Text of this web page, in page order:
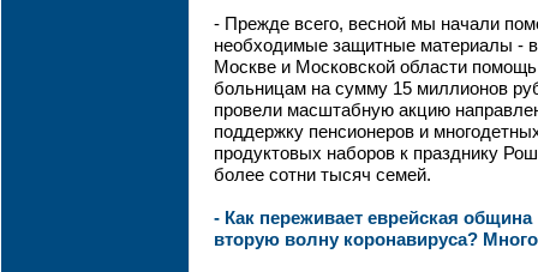
- Прежде всего, весной мы начали
необходимые защитные материалы -
Москве и Московской области
больницам на сумму 15 миллионов
провели масштабную акцию
поддержку пенсионеров и
продуктовых наборов к празднику
более сотни тысяч семей.
- Как переживает еврейская
вторую волну коронавируса?